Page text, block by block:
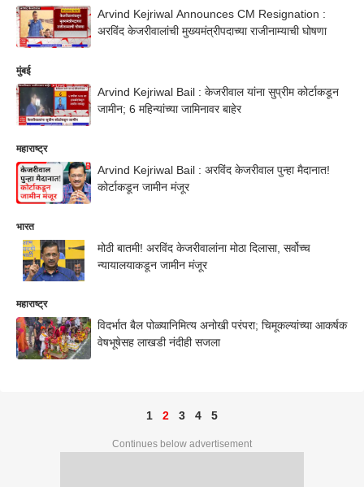
Arvind Kejriwal Announces CM Resignation :
अरविंद केजरीवालांची मुख्यमंत्रीपदाच्या राजीनाम्याची घोषणा
मुंबई
Arvind Kejriwal Bail : केजरीवाल यांना सुप्रीम कोर्टाकडून
जामीन; 6 महिन्यांच्या जामिनावर बाहेर
महाराष्ट्र
Arvind Kejriwal Bail : अरविंद केजरीवाल पुन्हा मैदानात!
कोर्टाकडून जामीन मंजूर
भारत
मोठी बातमी! अरविंद केजरीवालांना मोठा दिलासा, सर्वोच्च
न्यायालयाकडून जामीन मंजूर
महाराष्ट्र
विदर्भात बैल पोळ्यानिमित्य अनोखी परंपरा; चिमूकल्यांच्या आकर्षक
वेषभूषेसह लाखडी नंदीही सजला
1 2 3 4 5
Continues below advertisement